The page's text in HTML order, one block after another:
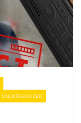
UNCATEGORIZED